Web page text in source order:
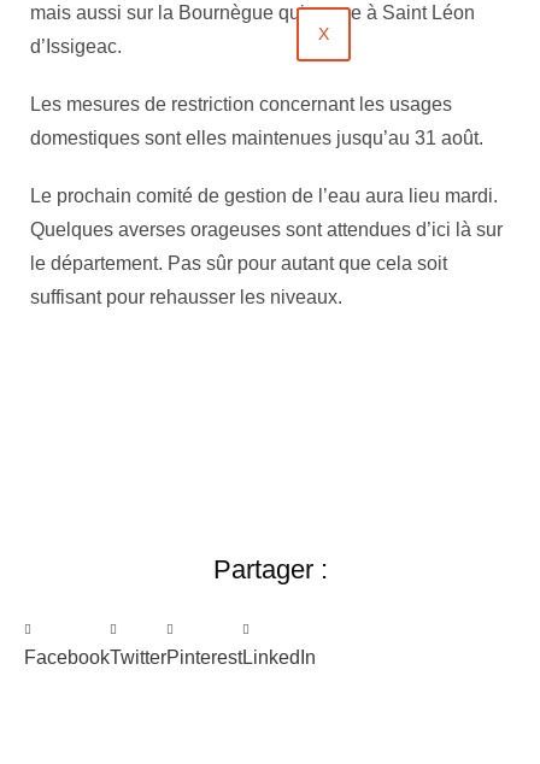
X
mais aussi sur la Bournègue qui passe à Saint Léon
d’Issigeac.
Les mesures de restriction concernant les usages
domestiques sont elles maintenues jusqu’au 31 août.
Le prochain comité de gestion de l’eau aura lieu mardi.
Quelques averses orageuses sont attendues d’ici là sur
le département. Pas sûr pour autant que cela soit
suffisant pour rehausser les niveaux.
Partager :
FacebookTwitterPinterestLinkedIn